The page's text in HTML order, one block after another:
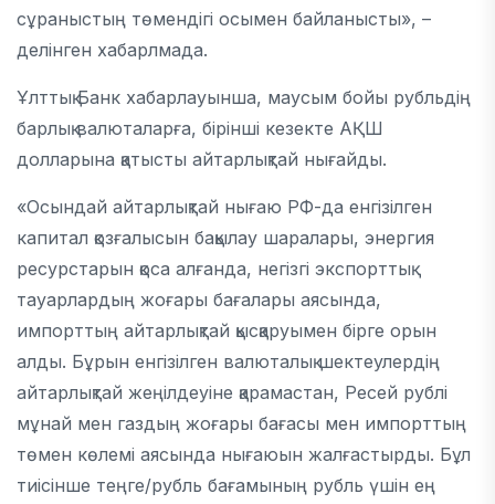
сұраныстың төмендігі осымен байланысты», –
делінген хабарлмада.
Ұлттық Банк хабарлауынша, маусым бойы рубльдің
барлық валюталарға, бірінші кезекте АҚШ
долларына қатысты айтарлықтай нығайды.
«Осындай айтарлықтай нығаю РФ-да енгізілген
капитал қозғалысын бақылау шаралары, энергия
ресурстарын қоса алғанда, негізгі экспорттық
тауарлардың жоғары бағалары аясында,
импорттың айтарлықтай қысқаруымен бірге орын
алды. Бұрын енгізілген валюталық шектеулердің
айтарлықтай жеңілдеуіне қарамастан, Ресей рублі
мұнай мен газдың жоғары бағасы мен импорттың
төмен көлемі аясында нығаюын жалғастырды. Бұл
тиісінше теңге/рубль бағамының рубль үшін ең